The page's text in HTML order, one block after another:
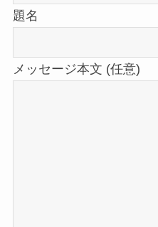
題名
メッセージ本文 (任意)